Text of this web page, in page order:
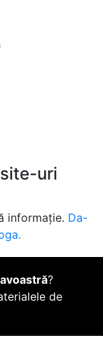
uri
informație. Da-
?
de